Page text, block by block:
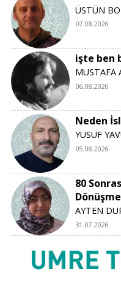
ÜSTÜN
07.08.2026
işte ben
MUSTAFA
06.08.2026
Neden
YUSUF
05.08.2026
80
AYTEN
31.07.2026